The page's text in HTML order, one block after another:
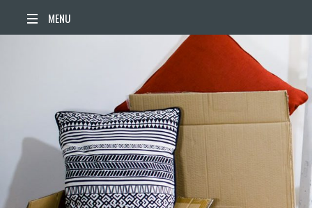
AGENDA
TERRITOIRE
VIE QUOTIDIENNE